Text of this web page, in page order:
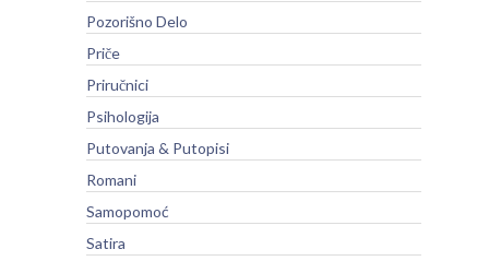
Pozorišno Delo
Priče
Priručnici
Psihologija
Putovanja & Putopisi
Romani
Samopomoć
Satira